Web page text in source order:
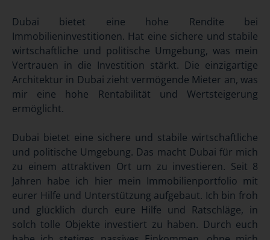
Dubai bietet eine hohe Rendite bei
Immobilieninvestitionen. Hat eine sichere und stabile
wirtschaftliche und politische Umgebung, was mein
Vertrauen in die Investition stärkt. Die einzigartige
Architektur in Dubai zieht vermögende Mieter an, was
mir eine hohe Rentabilität und Wertsteigerung
ermöglicht.
‌Dubai bietet eine sichere und stabile wirtschaftliche
und politische Umgebung. Das macht Dubai für mich
zu einem attraktiven Ort um zu investieren. Seit 8
Jahren habe ich hier mein Immobilienportfolio mit
eurer Hilfe und Unterstützung aufgebaut. Ich bin froh
und glücklich durch eure Hilfe und Ratschläge, in
solch tolle Objekte investiert zu haben. Durch euch